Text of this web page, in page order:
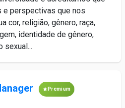
perspectivas que nos
cor, religião, gênero, raça,
identidade de gênero,
sexual...
Premium